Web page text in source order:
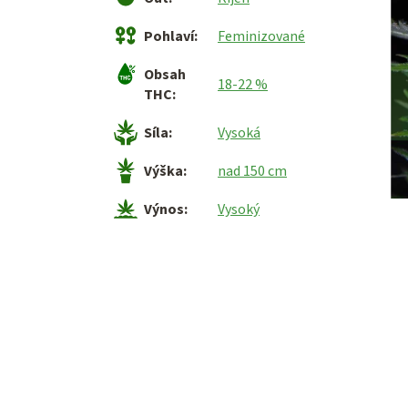
Pohlaví:
Feminizované
Obsah
THC: 18-22 %
Síla:
Vysoká
Výška:
nad 150 cm
Výnos: Vysoký